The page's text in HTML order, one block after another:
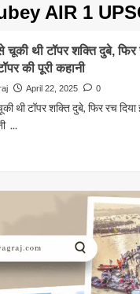
AIR 1
थी टॉपर शक्ति दुबे, फिर
की पूरी कहानी
April 22, 2025 0
थी टॉपर शक्ति दुबे, फिर रच दिया
...